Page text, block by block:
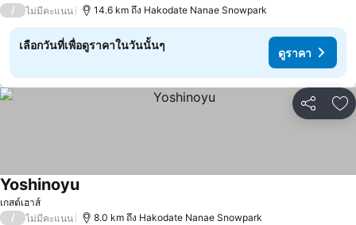
/ ไม่มีคะแนน 14.6 km ถึง Hakodate Nanae Snowpark
เลือกวันที่เพื่อดูราคาในวันนั้นๆ
ดูราคา
แชร์ เ
เกสต์เฮาส์
Yoshinoyuดูราคา
/ ไม่มีคะแนน 8.0 km ถึง Hakodate Nanae Snowpark